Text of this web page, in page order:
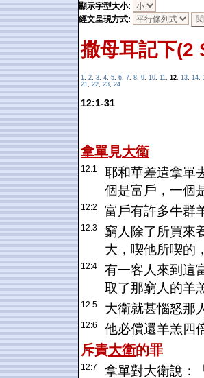
顯示字型大小:
經文呈現方式:
撒母耳記下(2
1, 2, 3, 4, 5, 6, 7, 8, 9, 10, 11, 12, 13, 14,
21, 22, 23, 24
12:1-31
拿單見大衛
12:1
耶和華差遣拿單
個是富戶，一個
12:2 富戶有許多牛群
12:3
窮人除了所買來
大，喫他所喫的
12:4
有一客人來到這
取了那窮人的羊
12:5 大衛就甚惱怒那
12:6 他必償還羊羔四
斥責大衛的罪
12:7
拿單對大衛說：